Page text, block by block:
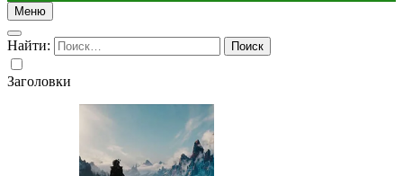
Меню
Найти:
Заголовки